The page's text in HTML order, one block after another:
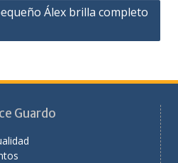
Álex brilla completo
Guardo